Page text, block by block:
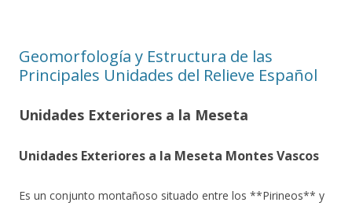
Geomorfología y Estructura de las
Principales Unidades del Relieve Español
Unidades Exteriores a la Meseta
Unidades Exteriores a la Meseta Montes Vascos
Es un conjunto montañoso situado entre los **Pirineos** y